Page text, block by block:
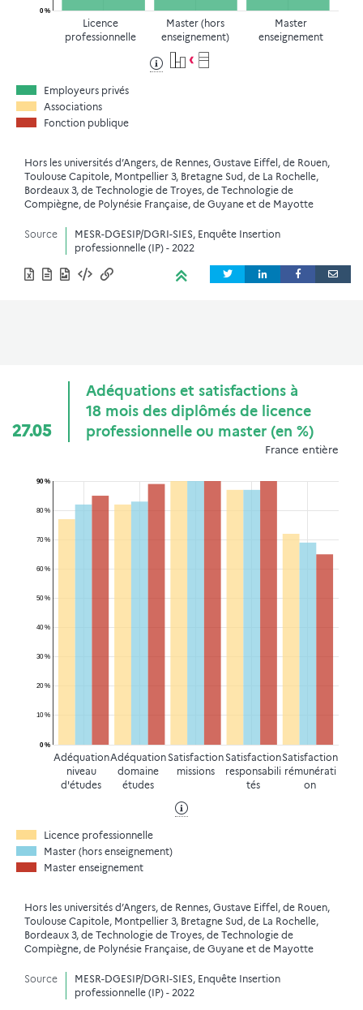
0 %
Licence
professionnelle
Master (hors
enseignement)
Master
enseignement
Employeurs privés
Associations
Fonction publique
Hors les universités d’Angers, de Rennes, Gustave Eiffel, de Rouen,
Toulouse Capitole, Montpellier 3, Bretagne Sud, de La Rochelle,
Bordeaux 3, de Technologie de Troyes, de Technologie de
Compiègne, de Polynésie Française, de Guyane et de Mayotte
Source
MESR-DGESIP/DGRI-SIES, Enquête Insertion
professionnelle (IP) - 2022
27.05
Adéquations et satisfactions à
18 mois des diplômés de licence
professionnelle ou master (en %)
France entière
10 %
20 %
30 %
40 %
50 %
60 %
70 %
80 %
0 %
90 %
Adéquation
niveau
d'études
Adéquation
domaine
études
Satisfaction
missions
Satisfaction
responsabili
tés
Satisfaction
rémunérati
on
Licence professionnelle
Master (hors enseignement)
Master enseignement
Hors les universités d’Angers, de Rennes, Gustave Eiffel, de Rouen,
Toulouse Capitole, Montpellier 3, Bretagne Sud, de La Rochelle,
Bordeaux 3, de Technologie de Troyes, de Technologie de
Compiègne, de Polynésie Française, de Guyane et de Mayotte
Source
MESR-DGESIP/DGRI-SIES, Enquête Insertion
professionnelle (IP) - 2022